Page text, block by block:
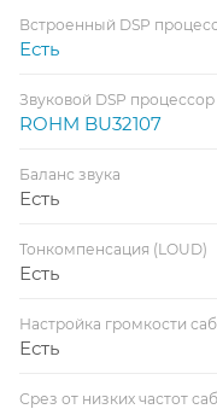
Встроенный DSP
Есть
Звуковой DSP процессор
ROHM BU32107
Баланс звука
Есть
Тонкомпенсация (LOUD)
Есть
Настройка громкости
Есть
Срез от низких частот